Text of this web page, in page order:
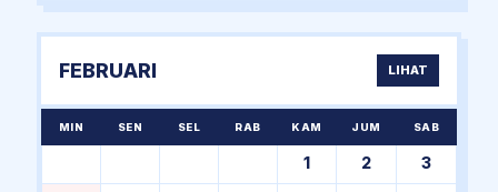
FEBRUARI LIHAT
MIN SEN SEL RAB KAM JUM SAB
1 2 3